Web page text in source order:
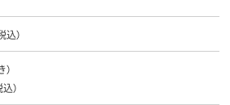
込）
）
込）